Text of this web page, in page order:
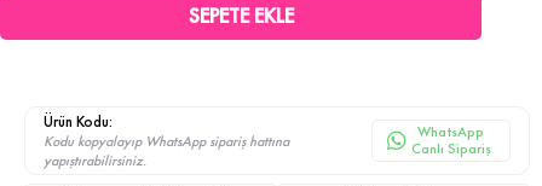
Ürün Kodu:
Kodu kopyalayıp WhatsApp sipariş hattına
yapıştırabilirsiniz.
WhatsApp
Canlı Sipariş